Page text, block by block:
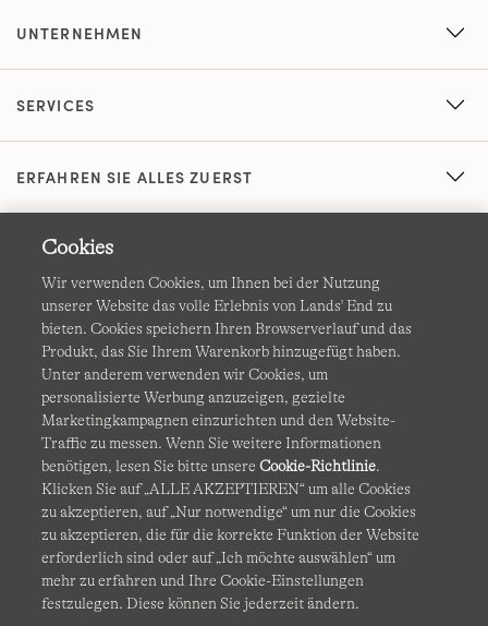
UNTERNEHMEN
SERVICES
ERFAHREN SIE ALLES ZUERST
AGB Datenschutz & Sicherheit
Cookies Ich möchte auswählen Barrierefreiheit
Site Map Internationale Websites
Diese Website ist durch reCAPTCHA geschützt. Es gelten die
Datenschutzerklärung undNutzungsbedingungenvon
Google.
Cookies
Wir verwenden Cookies, um Ihnen bei der Nutzung
unserer Website das volle Erlebnis von Lands' End zu
bieten. Cookies speichern Ihren Browserverlauf und das
Produkt, das Sie Ihrem Warenkorb hinzugefügt haben.
Unter anderem verwenden wir Cookies, um
personalisierte Werbung anzuzeigen, gezielte
Marketingkampagnen einzurichten und den Website-
Traffic zu messen. Wenn Sie weitere Informationen
benötigen, lesen Sie bitte unsereCookie-Richtlinie.
Klicken Sie auf „ALLE AKZEPTIEREN“ um alle Cookies
zu akzeptieren, auf „Nur notwendige“ um nur die Cookies
zu akzeptieren, die für die korrekte Funktion der Website
erforderlich sind oder auf „Ich möchte auswählen“ um
mehr zu erfahren und Ihre Cookie-Einstellungen
festzulegen. Diese können Sie jederzeit ändern.